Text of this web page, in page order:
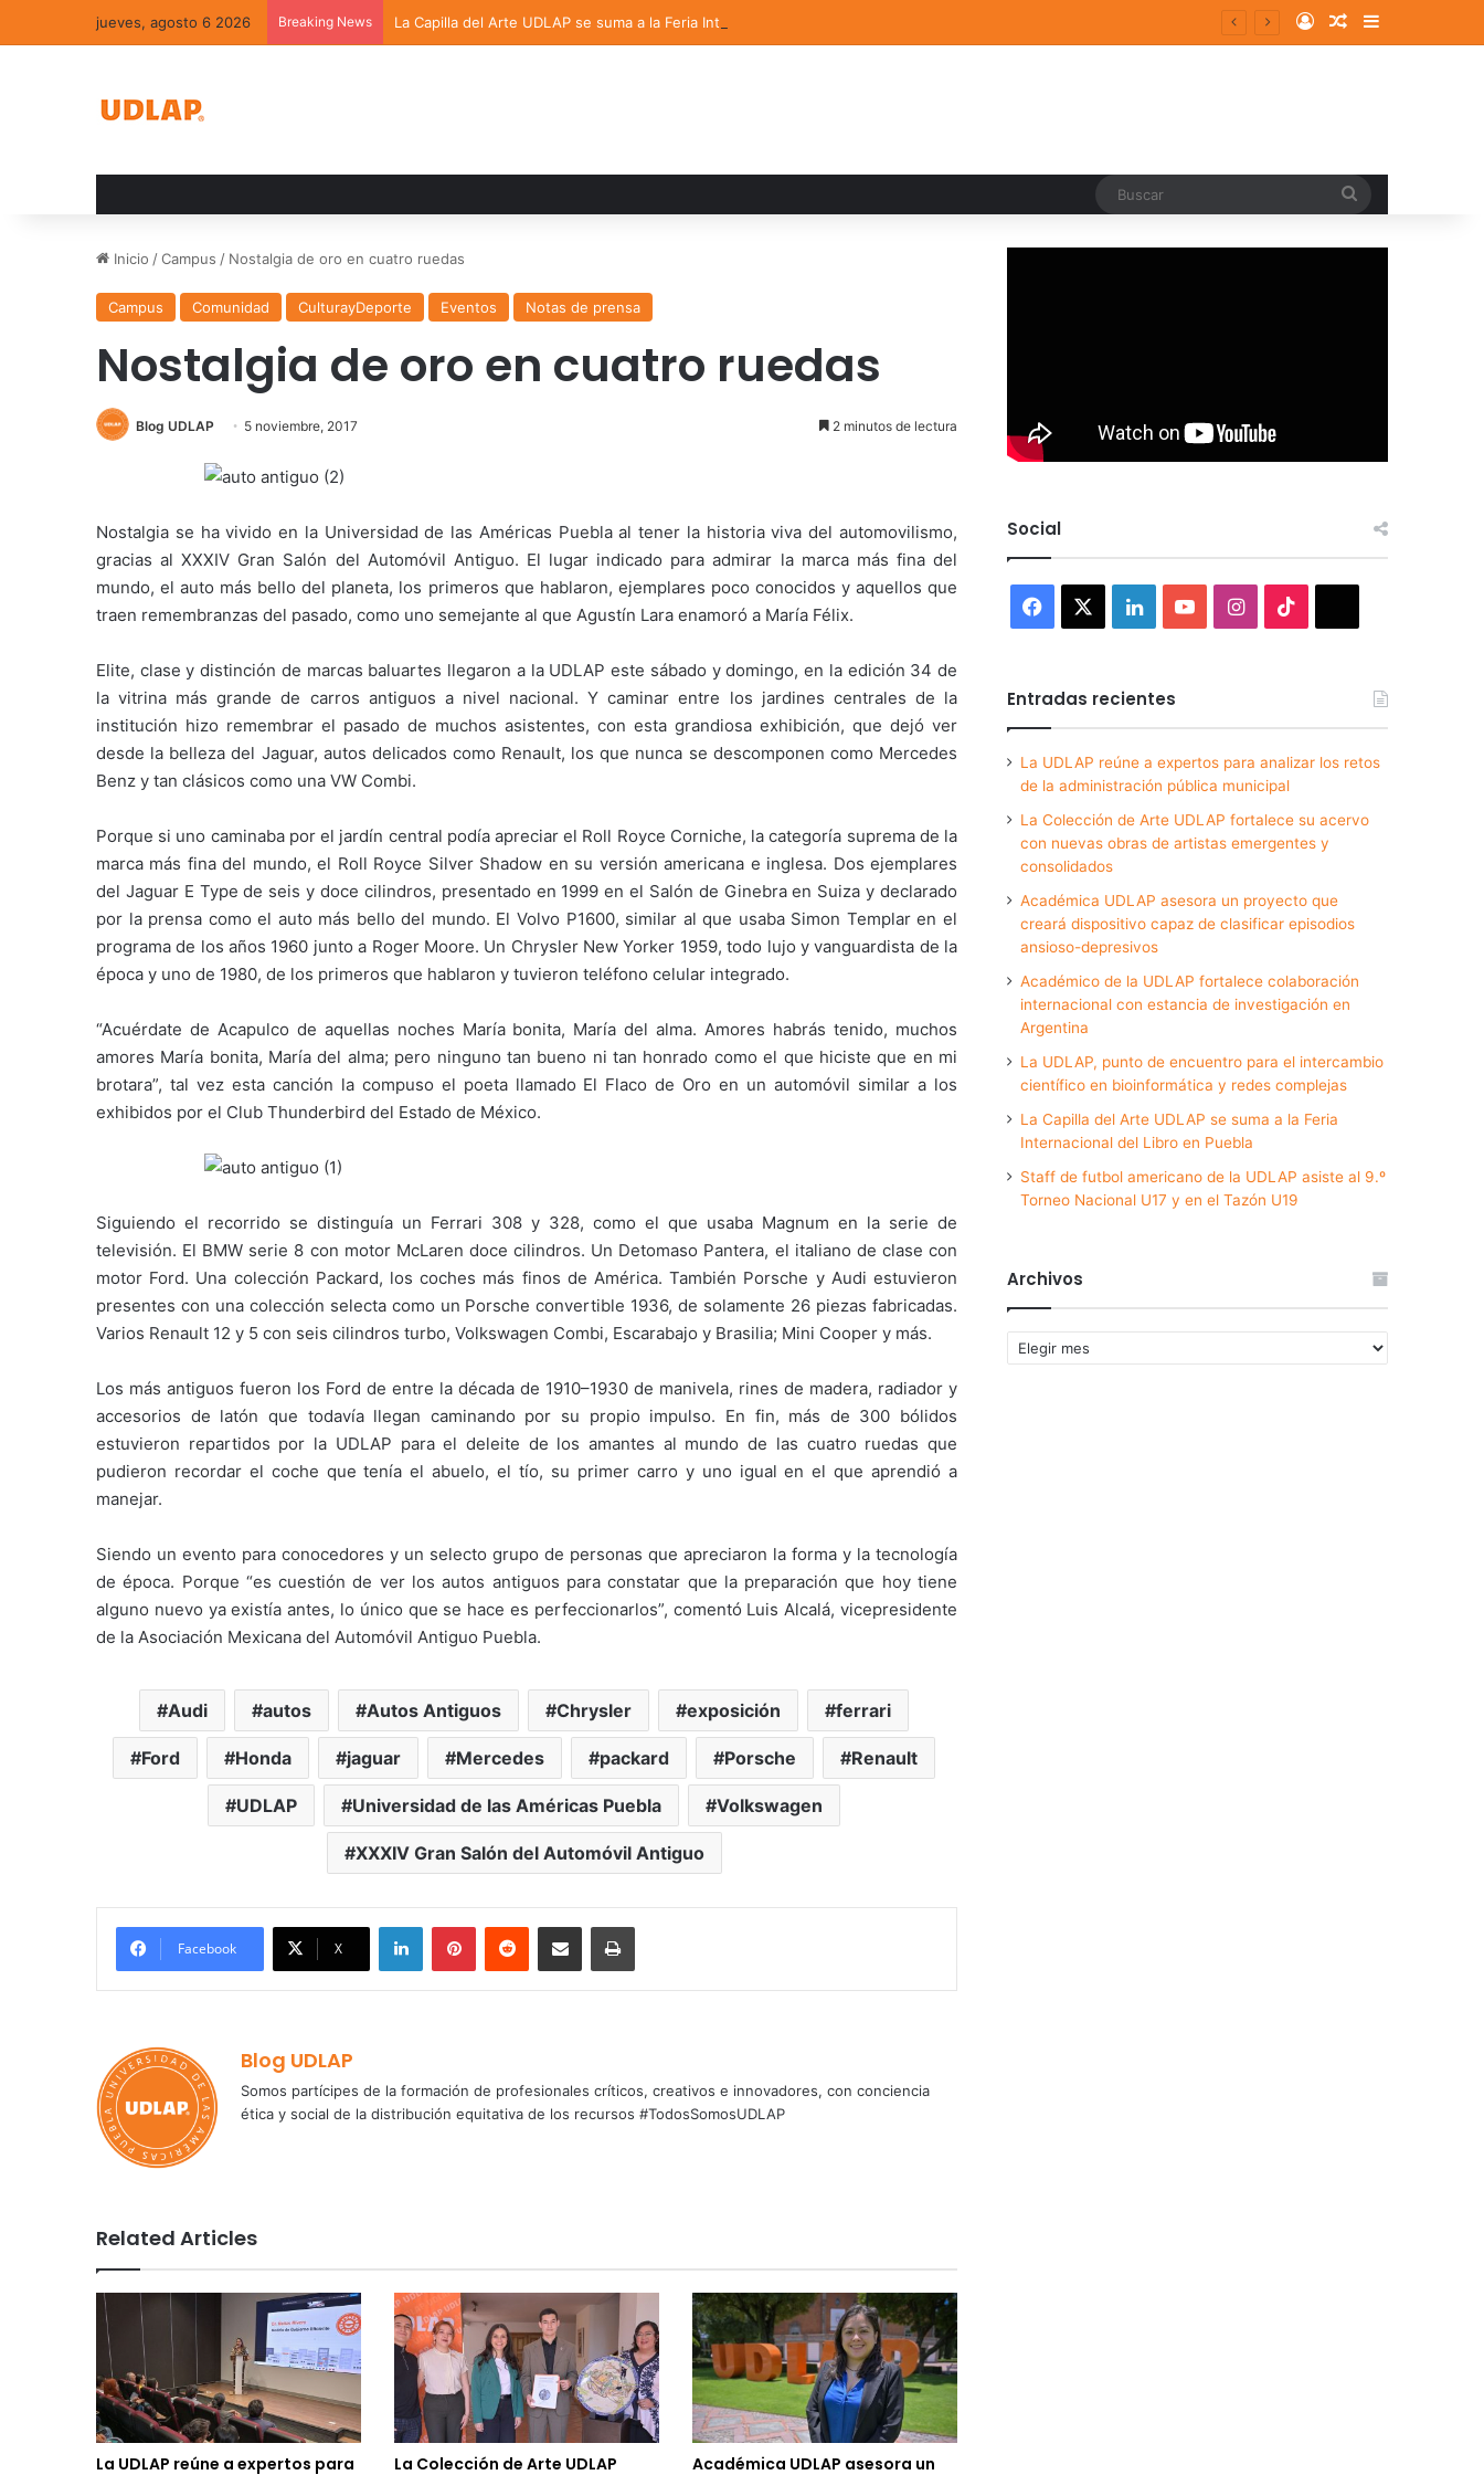
jueves, agosto 6 2026 Breaking News La Capilla del Arte UDLAP se suma a la Feria Internacional del Libro en Puebla Log InRandom Article
Sidebar
Inicio /Campus / Nostalgia de oro en cuatro ruedas
Campus Comunidad CulturayDeporte Eventos Notas de prensa
Nostalgia de oro en cuatro ruedas
Blog UDLAP 5 noviembre, 2017 2 minutos de lectura
Nostalgia se ha vivido en la Universidad de las Américas Puebla al tener la historia viva del automovilismo,
gracias al XXXIV Gran Salón del Automóvil Antiguo. El lugar indicado para admirar la marca más fina del
mundo, el auto más bello del planeta, los primeros que hablaron, ejemplares poco conocidos y aquellos que
traen remembranzas del pasado, como uno semejante al que Agustín Lara enamoró a María Félix.
Elite, clase y distinción de marcas baluartes llegaron a la UDLAP este sábado y domingo, en la edición 34 de
la vitrina más grande de carros antiguos a nivel nacional. Y caminar entre los jardines centrales de la
institución hizo remembrar el pasado de muchos asistentes, con esta grandiosa exhibición, que dejó ver
desde la belleza del Jaguar, autos delicados como Renault, los que nunca se descomponen como Mercedes
Benz y tan clásicos como una VW Combi.
Porque si uno caminaba por el jardín central podía apreciar el Roll Royce Corniche, la categoría suprema de la
marca más fina del mundo, el Roll Royce Silver Shadow en su versión americana e inglesa. Dos ejemplares
del Jaguar E Type de seis y doce cilindros, presentado en 1999 en el Salón de Ginebra en Suiza y declarado
por la prensa como el auto más bello del mundo. El Volvo P1600, similar al que usaba Simon Templar en el
programa de los años 1960 junto a Roger Moore. Un Chrysler New Yorker 1959, todo lujo y vanguardista de la
época y uno de 1980, de los primeros que hablaron y tuvieron teléfono celular integrado.
“Acuérdate de Acapulco de aquellas noches María bonita, María del alma. Amores habrás tenido, muchos
amores María bonita, María del alma; pero ninguno tan bueno ni tan honrado como el que hiciste que en mi
brotara”, tal vez esta canción la compuso el poeta llamado El Flaco de Oro en un automóvil similar a los
exhibidos por el Club Thunderbird del Estado de México.
Siguiendo el recorrido se distinguía un Ferrari 308 y 328, como el que usaba Magnum en la serie de
televisión. El BMW serie 8 con motor McLaren doce cilindros. Un Detomaso Pantera, el italiano de clase con
motor Ford. Una colección Packard, los coches más finos de América. También Porsche y Audi estuvieron
presentes con una colección selecta como un Porsche convertible 1936, de solamente 26 piezas fabricadas.
Varios Renault 12 y 5 con seis cilindros turbo, Volkswagen Combi, Escarabajo y Brasilia; Mini Cooper y más.
Los más antiguos fueron los Ford de entre la década de 1910–1930 de manivela, rines de madera, radiador y
accesorios de latón que todavía llegan caminando por su propio impulso. En fin, más de 300 bólidos
estuvieron repartidos por la UDLAP para el deleite de los amantes al mundo de las cuatro ruedas que
pudieron recordar el coche que tenía el abuelo, el tío, su primer carro y uno igual en el que aprendió a
manejar.
Siendo un evento para conocedores y un selecto grupo de personas que apreciaron la forma y la tecnología
de época. Porque “es cuestión de ver los autos antiguos para constatar que la preparación que hoy tiene
alguno nuevo ya existía antes, lo único que se hace es perfeccionarlos”, comentó Luis Alcalá, vicepresidente
de la Asociación Mexicana del Automóvil Antiguo Puebla.
Audi autos Autos Antiguos Chrysler exposición ferrari
Ford Honda jaguar Mercedes packard Porsche Renault
UDLAP Universidad de las Américas Puebla Volkswagen
XXXIV Gran Salón del Automóvil Antiguo
Facebook X
LinkedInPinterestReddit Share via Email Print
Blog UDLAP
Somos partícipes de la formación de profesionales críticos, creativos e innovadores, con conciencia
ética y social de la distribución equitativa de los recursos #TodosSomosUDLAP
Related Articles
La UDLAP reúne a expertos para
La Colección de Arte UDLAP
Académica UDLAP asesora un
Social
Facebook LinkedInYouTubeInstagram
Entradas recientes
La UDLAP reúne a expertos para analizar los retos
de la administración pública municipal
La Colección de Arte UDLAP fortalece su acervo
con nuevas obras de artistas emergentes y
consolidados
Académica UDLAP asesora un proyecto que
creará dispositivo capaz de clasificar episodios
ansioso-depresivos
Académico de la UDLAP fortalece colaboración
internacional con estancia de investigación en
Argentina
La UDLAP, punto de encuentro para el intercambio
científico en bioinformática y redes complejas
La Capilla del Arte UDLAP se suma a la Feria
Internacional del Libro en Puebla
Staff de futbol americano de la UDLAP asiste al 9.º
Torneo Nacional U17 y en el Tazón U19
Archivos
Archivos